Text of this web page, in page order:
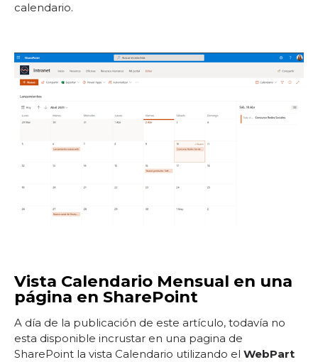
calendario.
Vista Calendario Mensual en una
página en SharePoint
A día de la publicación de este artículo, todavía no
esta disponible incrustar en una pagina de
SharePoint la vista Calendario utilizando el WebPart